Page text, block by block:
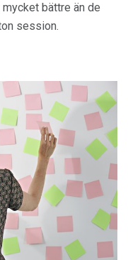
bättre än de
session.